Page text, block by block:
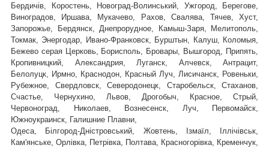
Бердичів, Коростень, Новоград-Волинський, Ужгород, Берегове,
Виноградов, Иршава, Мукачево, Рахов, Свалява, Тячев, Хуст,
Запорожье, Бердянск, Днепрорудное, Камыш-Заря, Мелитополь,
Токмак, Энергодар, Ивано-Франковск, Бурштын, Калуш, Коломыя,
Бежево серая Церковь, Борисполь, Бровары, Вышгород, Припять,
Кропивницкий, Александрия, Луганск, Алчевск, Антрацит,
Белолуцк, Ирмно, Краснодон, Красный Луч, Лисичанск, Ровеньки,
Рубежное, Свердловск, Северодонецк, Старобельск, Стаханов,
Счастье, Чернухино, Львов, Дрогобыч, Красное, Стрый,
Червоноград,
Николаев, Вознесенск, Луч, Первомайск,
Южноукраинск, Галишние Плавни,
Одеса, Білгород-Дністровський, Жовтень, Ізмаїл, Іллічівськ,
Кам'янське, Орлівка, Петрівка, Полтава, Красногорівка, Кременчук,